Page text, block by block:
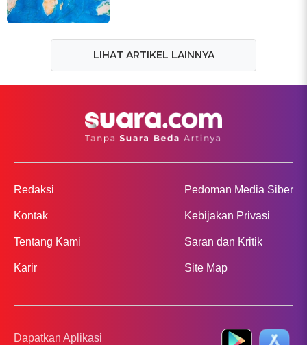
LIHAT ARTIKEL LAINNYA
Redaksi
Kontak
Tentang Kami
Karir
Pedoman Media Siber
Kebijakan Privasi
Saran dan Kritik
Site Map
Dapatkan Aplikasi